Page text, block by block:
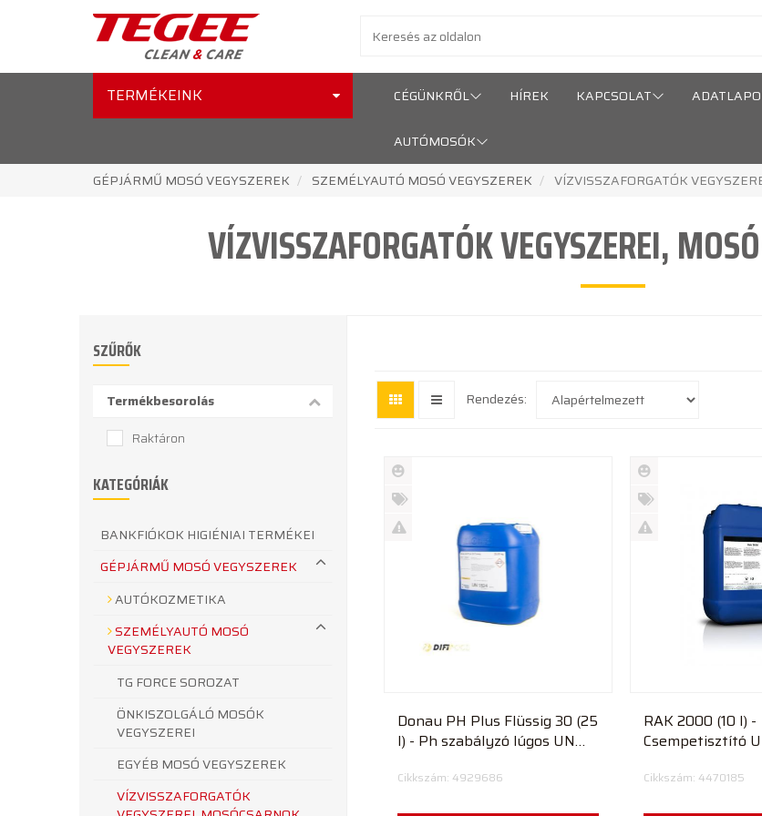
TERMÉKEINK CÉGÜNKRŐL HÍREK KAPCSOLAT
AUTÓMOSÓK
GÉPJÁRMŰ MOSÓ VEGYSZEREK
SZEMÉLYAUTÓ MOSÓ VEGYSZEREK VÍZVISSZAFORGATÓK
VÍZVISSZAFORGATÓK VEGYSZEREI,
SZŰRŐK
Termékbesorolás
Raktáron
KATEGÓRIÁK
BANKFIÓKOK HIGIÉNIAI TERMÉKEI
GÉPJÁRMŰ MOSÓ VEGYSZEREK
AUTÓKOZMETIKA
SZEMÉLYAUTÓ MOSÓ
VEGYSZEREK
TG FORCE SOROZAT
ÖNKISZOLGÁLÓ MOSÓK
VEGYSZEREI
EGYÉB MOSÓ VEGYSZEREK
VÍZVISSZAFORGATÓK
Rendezés:
Új
termék
%
Donau PH Plus Flüssig 30 (25
l) - Ph szabályzó lúgos UN
Cikkszám: 4929686
Új
termék
%
RAK 2000 (10 l) -
Csempetisztító
Cikkszám: 4470185